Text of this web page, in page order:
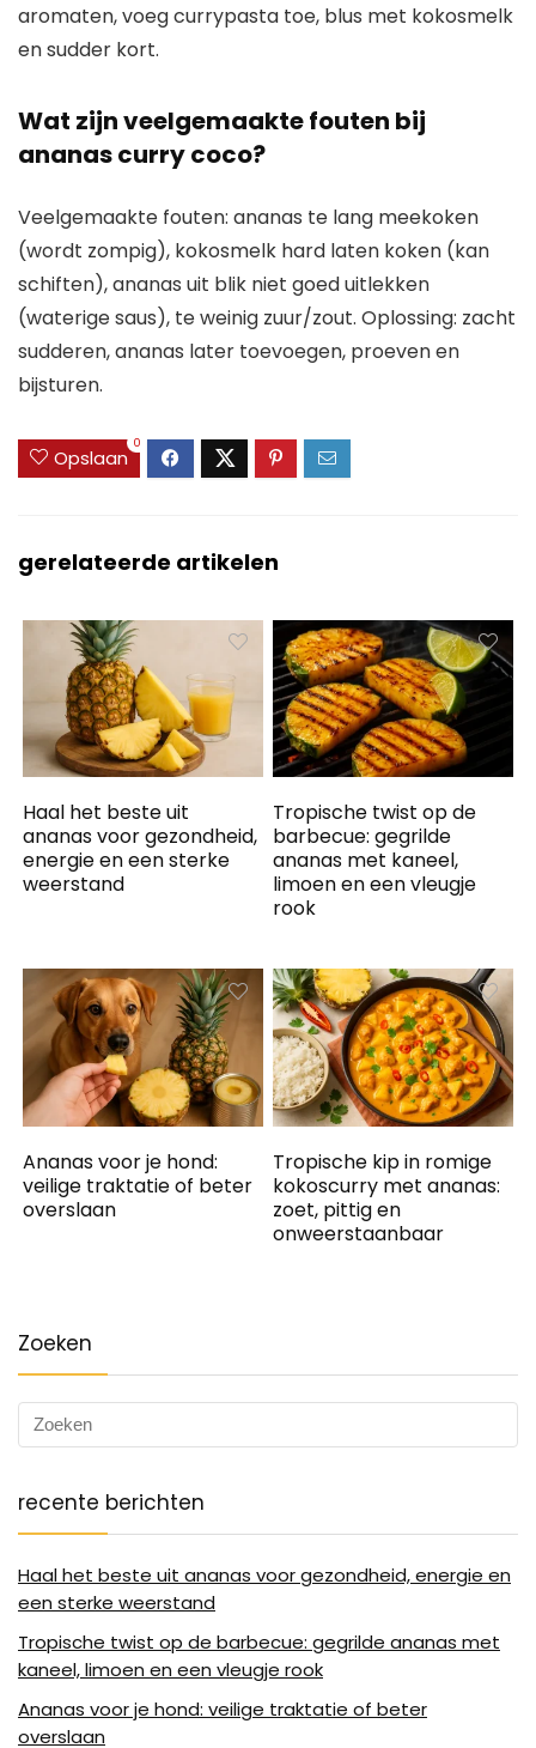
aromaten, voeg currypasta toe, blus met kokosmelk
en sudder kort.
Wat zijn veelgemaakte fouten bij
ananas curry coco?
Veelgemaakte fouten: ananas te lang meekoken
(wordt zompig), kokosmelk hard laten koken (kan
schiften), ananas uit blik niet goed uitlekken
(waterige saus), te weinig zuur/zout. Oplossing: zacht
sudderen, ananas later toevoegen, proeven en
bijsturen.
Opslaan
0
gerelateerde artikelen
Haal het beste uit
ananas voor gezondheid,
energie en een sterke
weerstand
Tropische twist op de
barbecue: gegrilde
ananas met kaneel,
limoen en een vleugje
rook
Ananas voor je hond:
veilige traktatie of beter
overslaan
Tropische kip in romige
kokoscurry met ananas:
zoet, pittig en
onweerstaanbaar
Zoeken
recente berichten
Haal het beste uit ananas voor gezondheid, energie en
een sterke weerstand
Tropische twist op de barbecue: gegrilde ananas met
kaneel, limoen en een vleugje rook
Ananas voor je hond: veilige traktatie of beter
overslaan